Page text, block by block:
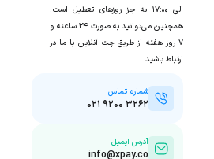
الی ۱۷:۰۰ به جز روزهای تعطیل است.
همچنین می‌توانید به صورت ۲۴ ساعته و
۷ روز هفته از طریق چت آنلاین با ما در
ارتباط باشید.
شماره تماس
۰۲۱ ۹۲۰۰ ۳۲۶۲
آدرس ایمیل
info@xpay.co